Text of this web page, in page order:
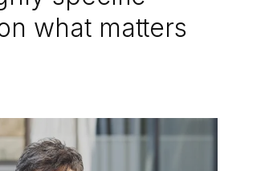
what matters